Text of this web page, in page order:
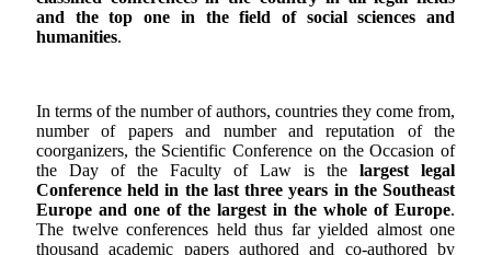
and the top one in the field of social sciences and
humanities.
In terms of the number of authors, countries they come from,
number of papers and number and reputation of the
coorganizers, the Scientific Conference on the Occasion of
the Day of the Faculty of Law is the largest legal
Conference held in the last three years in the Southeast
Europe and one of the largest in the whole of Europe.
The twelve conferences held thus far yielded almost one
thousand academic papers authored and co-authored by